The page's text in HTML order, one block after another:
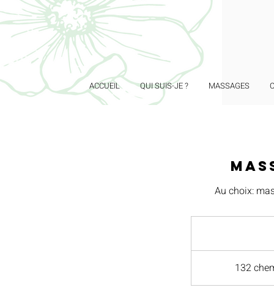
Au choix:
132
ACCUEIL QUI SUIS-JE ? MASSAGES